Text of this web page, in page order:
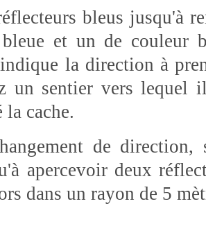
bleus jusqu'à
et un de couleur
la direction à
un sentier vers lequel
cache.
de direction,
apercevoir deux
dans un rayon de 5